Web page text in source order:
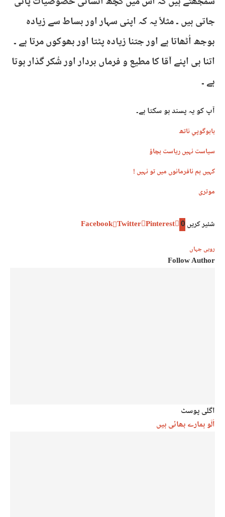
جاتی ہیں ۔ مثلاً یہ کہ اپنی سہار اور بساط سے زیادہ
بوجھ اُٹھاتا ہے اور جتنا زیادہ پٹتا اور بھوکوں مرتا ہے ۔
اتنا ہی اپنے آقا کا مطیع و فرماں بردار اور شُکر گذار ہوتا
ہے ۔
آپ کو یہ پسند ہو سکتا ہے۔
بابوگوپي ناتھ
سیاست نہیں ریاست بچاؤ
کہیں ہم نافرمانوں میں تو نہیں !
موتری
شئیر کریں0
Facebook Twitter Pinterest
روبی جہاں
Follow Author
اگلی پوسٹ
اُلّو ہمارے بھائی ہیں